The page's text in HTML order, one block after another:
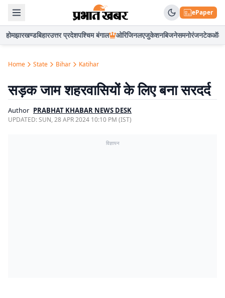
ePaper
होमझारखण्डबिहारउत्तर प्रदेशपश्चिम बंगाल ओरिजिनलएजुकेशनबिजनेसमनोरंजनटेकऑटो
Home State Bihar Katihar
सड़क जाम शहरवासियों के लिए बना सरदर्द
Author PRABHAT KHABAR NEWS DESK
UPDATED:SUN, 28 APR 2024 10:10 PM (IST)
विज्ञापन